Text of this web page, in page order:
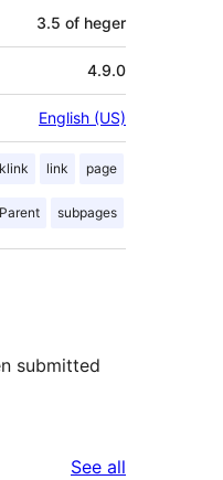
3.5 of heger
4.9.0
English (US)
link page
Parent subpages
submitted
See all